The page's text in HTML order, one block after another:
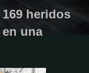
heridos
una